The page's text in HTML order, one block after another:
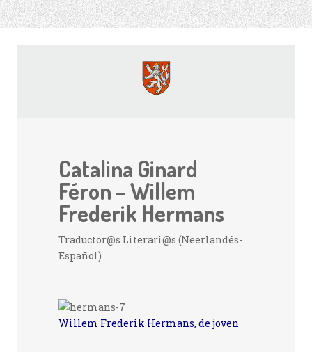
Catalina Ginard
Féron – Willem
Frederik Hermans
Traductor@s Literari@s (Neerlandés-
Español)
Willem Frederik Hermans, de joven